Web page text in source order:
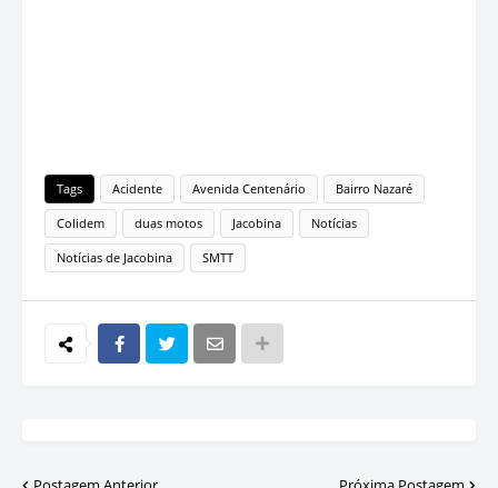
Tags Acidente Avenida Centenário Bairro Nazaré
Colidem duas motos Jacobina Notícias
Notícias de Jacobina SMTT